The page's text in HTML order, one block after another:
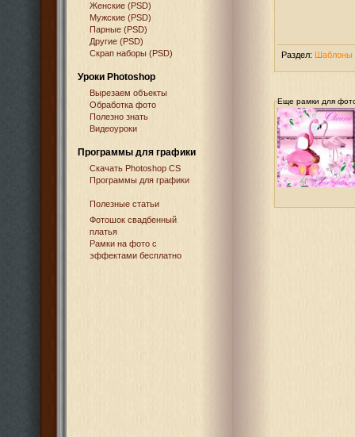
Женские (PSD)
Мужские (PSD)
Парные (PSD)
Другие (PSD)
Скрап наборы (PSD)
Уроки Photoshop
Вырезаем объекты
Обработка фото
Полезно знать
Видеоуроки
Программы для графики
Cкачать Photoshop CS
Программы для графики
Полезные статьи
Фотошок свадбенный
платья
Рамки на фото с
эффектами бесплатно
Раздел: Шаблоны
Еще рамки для